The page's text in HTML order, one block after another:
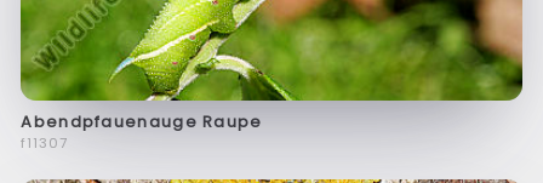
Abendpfauenauge Raupe
f11307